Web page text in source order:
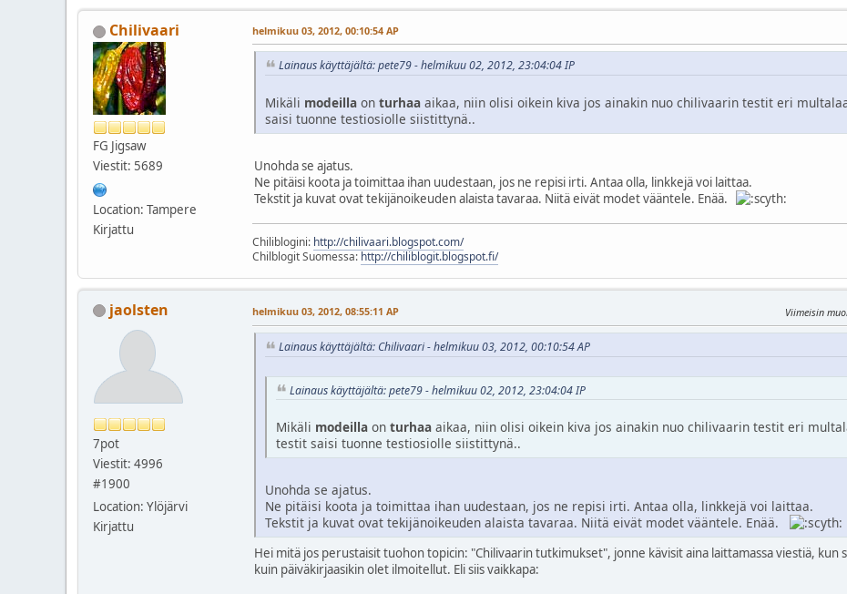
Chilivaari
FG Jigsaw
Viestit: 5689
Location: Tampere
Kirjattu
helmikuu 03, 2012, 00:10:54 AP
Lainaus käyttäjältä: pete79 - helmikuu 02, 2012, 23:04:04 IP
Mikäli modeilla on turhaa aikaa, niin olisi oikein kiva jos ainakin nuo chilivaarin testit eri
saisi tuonne testiosiolle siistittynä..
Unohda se ajatus.
Ne pitäisi koota ja toimittaa ihan uudestaan, jos ne repisi irti. Antaa olla, linkkejä voi laittaa.
Tekstit ja kuvat ovat tekijänoikeuden alaista tavaraa. Niitä eivät modet vääntele. Enää.
Chiliblogini: http://chilivaari.blogspot.com/
Chilblogit Suomessa: http://chiliblogit.blogspot.fi/
jaolsten
7pot
Viestit: 4996
#1900
Location: Ylöjärvi
Kirjattu
helmikuu 03, 2012, 08:55:11 AP Viimeisin
Lainaus käyttäjältä: Chilivaari - helmikuu 03, 2012, 00:10:54 AP
Lainaus käyttäjältä: pete79 - helmikuu 02, 2012, 23:04:04 IP
Mikäli modeilla on turhaa aikaa, niin olisi oikein kiva jos ainakin nuo chilivaarin testit eri
testit saisi tuonne testiosiolle siistittynä..
Unohda se ajatus.
Ne pitäisi koota ja toimittaa ihan uudestaan, jos ne repisi irti. Antaa olla, linkkejä voi laittaa.
Tekstit ja kuvat ovat tekijänoikeuden alaista tavaraa. Niitä eivät modet vääntele. Enää.
Hei mitä jos perustaisit tuohon topicin: "Chilivaarin tutkimukset", jonne kävisit aina laittamassa viestiä, kun
kuin päiväkirjaasikin olet ilmoitellut. Eli siis vaikkapa: